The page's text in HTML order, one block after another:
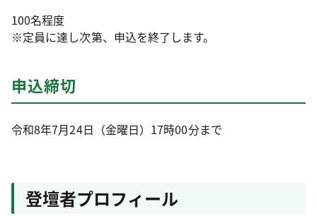
100名程度
※定員に達し次第、申込を終了します。
申込締切
令和8年7月24日（金曜日）17時00分まで
登壇者プロフィール